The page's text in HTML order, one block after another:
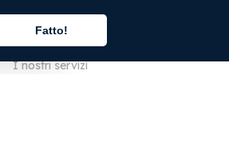
Fatto!
Chi siamo
I nostri servizi